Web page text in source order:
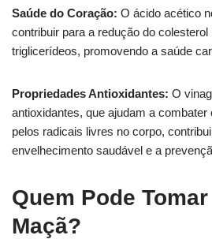
Saúde do Coração: O ácido acético
contribuir para a redução do colesterol
triglicerídeos, promovendo a saúde
Propriedades Antioxidantes: O
antioxidantes, que ajudam a
pelos radicais livres no corpo,
envelhecimento saudável e a
Quem Pode
Maçã?